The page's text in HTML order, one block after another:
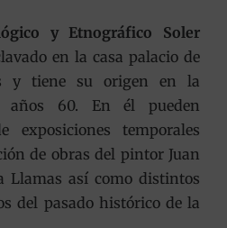
y Etnográfico Soler
en la casa palacio de
y tiene su origen en la
años 60. En él pueden
exposiciones temporales
de obras del pintor Juan
Llamas así como distintos
del pasado histórico de la